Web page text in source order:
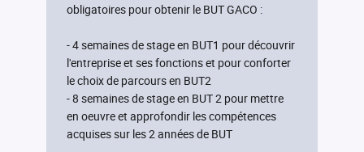
obligatoires pour obtenir le BUT GACO :
- 4 semaines de stage en BUT1 pour découvrir
l'entreprise et ses fonctions et pour conforter
le choix de parcours en BUT2
- 8 semaines de stage en BUT 2 pour mettre
en oeuvre et approfondir les compétences
acquises sur les 2 années de BUT